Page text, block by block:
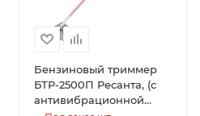
Бензиновый триммер
БТР-2500П Ресанта, (с
антивибрационной